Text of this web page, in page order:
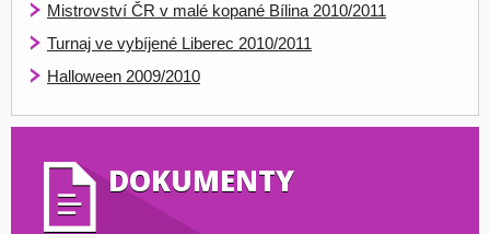
Mistrovství ČR v malé kopané Bílina 2010/2011
Turnaj ve vybíjené Liberec 2010/2011
Halloween 2009/2010
DOKUMENTY